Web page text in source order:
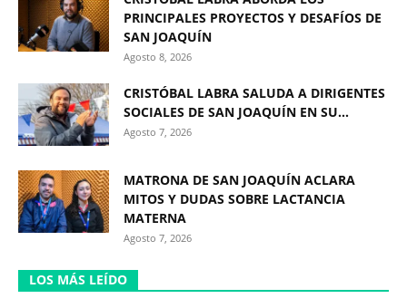
PRINCIPALES PROYECTOS Y DESAFÍOS DE
SAN JOAQUÍN
Agosto 8, 2026
CRISTÓBAL LABRA SALUDA A DIRIGENTES
SOCIALES DE SAN JOAQUÍN EN SU...
Agosto 7, 2026
MATRONA DE SAN JOAQUÍN ACLARA
MITOS Y DUDAS SOBRE LACTANCIA
MATERNA
Agosto 7, 2026
LOS MÁS LEÍDO